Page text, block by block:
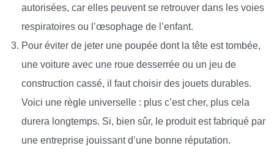
autorisées, car elles peuvent se retrouver dans les voies
respiratoires ou l’œsophage de l’enfant.
Pour éviter de jeter une poupée dont la tête est tombée,
une voiture avec une roue desserrée ou un jeu de
construction cassé, il faut choisir des jouets durables.
Voici une règle universelle : plus c’est cher, plus cela
durera longtemps. Si, bien sûr, le produit est fabriqué par
une entreprise jouissant d’une bonne réputation.